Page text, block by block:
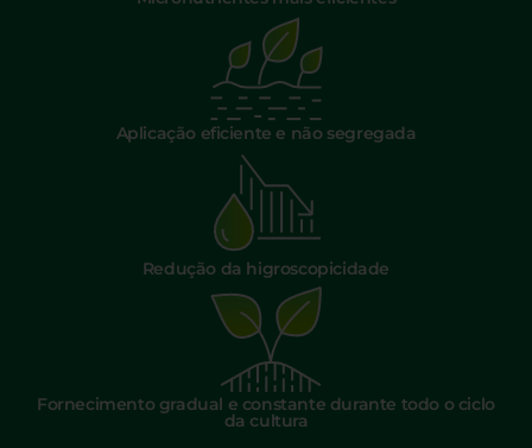
Aplicação eficiente e não segregada
Redução da higroscopicidade
Fornecimento gradual e constante durante todo o ciclo
da cultura